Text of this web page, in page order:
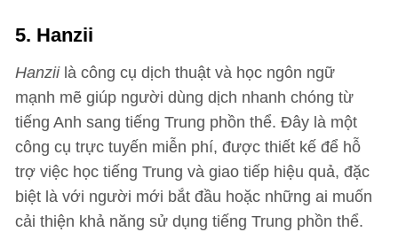
5. Hanzii
Hanziilà công cụ dịch thuật và học ngôn ngữ
mạnh mẽ giúp người dùng dịch nhanh chóng từ
tiếng Anh sang tiếng Trung phồn thể. Đây là một
công cụ trực tuyến miễn phí, được thiết kế để hỗ
trợ việc học tiếng Trung và giao tiếp hiệu quả, đặc
biệt là với người mới bắt đầu hoặc những ai muốn
cải thiện khả năng sử dụng tiếng Trung phồn thể.